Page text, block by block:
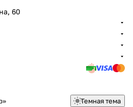
60
Темная тема